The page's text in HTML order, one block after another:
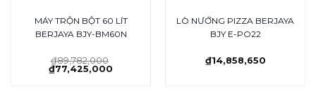
MÁY TRỘN BỘT 60 LÍT
BERJAYA BJY-BM60N
₫89,782,000
₫77,425,000
LÒ NƯỚNG PIZZA BERJAYA
BJY E-PO22
₫14,858,650